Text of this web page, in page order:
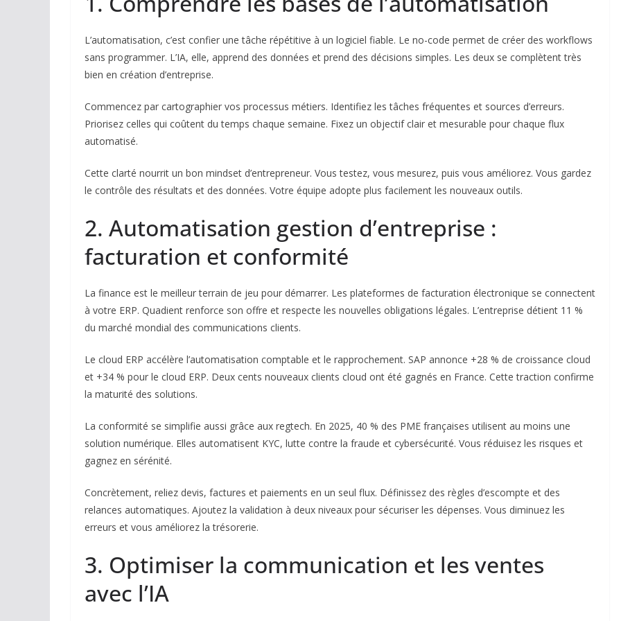
L’automatisation, c’est confier une tâche répétitive à un logiciel fiable. Le no-code permet de créer des workflows
sans programmer. L’IA, elle, apprend des données et prend des décisions simples. Les deux se complètent très
bien en création d’entreprise.
Commencez par cartographier vos processus métiers. Identifiez les tâches fréquentes et sources d’erreurs.
Priorisez celles qui coûtent du temps chaque semaine. Fixez un objectif clair et mesurable pour chaque flux
automatisé.
Cette clarté nourrit un bon mindset d’entrepreneur. Vous testez, vous mesurez, puis vous améliorez. Vous gardez
le contrôle des résultats et des données. Votre équipe adopte plus facilement les nouveaux outils.
2. Automatisation gestion d’entreprise :
facturation et conformité
La finance est le meilleur terrain de jeu pour démarrer. Les plateformes de facturation électronique se connectent
à votre ERP. Quadient renforce son offre et respecte les nouvelles obligations légales. L’entreprise détient 11 %
du marché mondial des communications clients.
Le cloud ERP accélère l’automatisation comptable et le rapprochement. SAP annonce +28 % de croissance cloud
et +34 % pour le cloud ERP. Deux cents nouveaux clients cloud ont été gagnés en France. Cette traction confirme
la maturité des solutions.
La conformité se simplifie aussi grâce aux regtech. En 2025, 40 % des PME françaises utilisent au moins une
solution numérique. Elles automatisent KYC, lutte contre la fraude et cybersécurité. Vous réduisez les risques et
gagnez en sérénité.
Concrètement, reliez devis, factures et paiements en un seul flux. Définissez des règles d’escompte et des
relances automatiques. Ajoutez la validation à deux niveaux pour sécuriser les dépenses. Vous diminuez les
erreurs et vous améliorez la trésorerie.
3. Optimiser la communication et les ventes
avec l’IA